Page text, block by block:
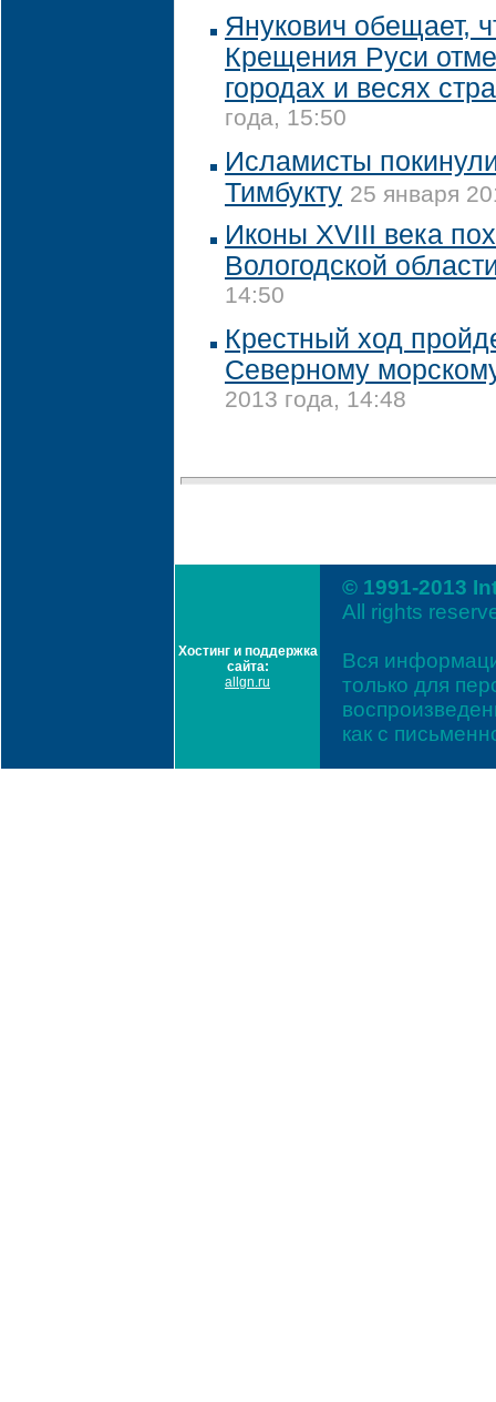
Янукович обещает,
Крещения Руси
городах и весях
года, 15:50
Исламисты
Тимбукту 25 января
Иконы XVIII века
Вологодской
14:50
Крестный ход
Северному
2013 года, 14:48
Хостинг и поддержка
сайта:
allgn.ru
© 1991-2013
All rights
Вся
только для
как с